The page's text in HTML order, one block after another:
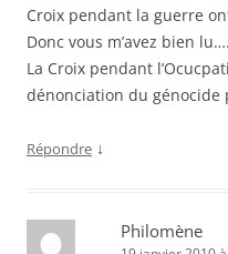
Croix pendant la guerre
Donc vous m’avez bien
La Croix pendant
dénonciation du génocide
Répondre ↓
Philomène